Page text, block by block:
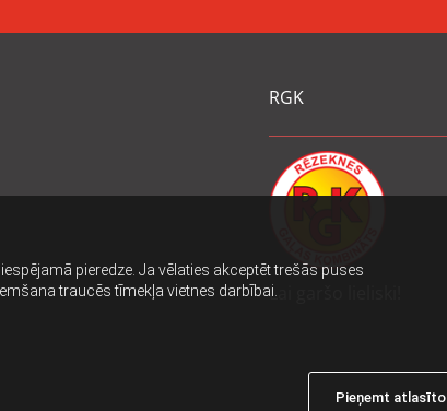
pieredze. Ja vēlaties akceptēt trešās puses
traucēs tīmekļa vietnes darbībai.
Pieņemt atlasīto
RGK
Lai garšo lieliski!